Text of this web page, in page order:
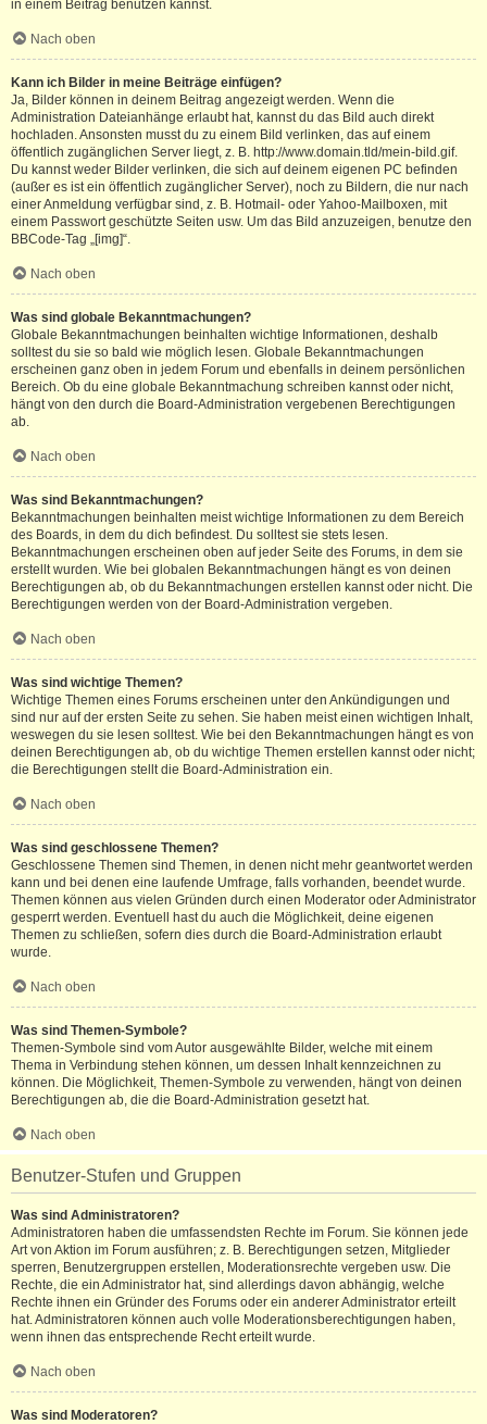
in einem Beitrag benutzen kannst.
Nach oben
Kann ich Bilder in meine Beiträge einfügen?
Ja, Bilder können in deinem Beitrag angezeigt werden. Wenn die
Administration Dateianhänge erlaubt hat, kannst du das Bild auch direkt
hochladen. Ansonsten musst du zu einem Bild verlinken, das auf einem
öffentlich zugänglichen Server liegt, z. B. http://www.domain.tld/mein-bild.gif.
Du kannst weder Bilder verlinken, die sich auf deinem eigenen PC befinden
(außer es ist ein öffentlich zugänglicher Server), noch zu Bildern, die nur nach
einer Anmeldung verfügbar sind, z. B. Hotmail- oder Yahoo-Mailboxen, mit
einem Passwort geschützte Seiten usw. Um das Bild anzuzeigen, benutze den
BBCode-Tag „[img]“.
Nach oben
Was sind globale Bekanntmachungen?
Globale Bekanntmachungen beinhalten wichtige Informationen, deshalb
solltest du sie so bald wie möglich lesen. Globale Bekanntmachungen
erscheinen ganz oben in jedem Forum und ebenfalls in deinem persönlichen
Bereich. Ob du eine globale Bekanntmachung schreiben kannst oder nicht,
hängt von den durch die Board-Administration vergebenen Berechtigungen
ab.
Nach oben
Was sind Bekanntmachungen?
Bekanntmachungen beinhalten meist wichtige Informationen zu dem Bereich
des Boards, in dem du dich befindest. Du solltest sie stets lesen.
Bekanntmachungen erscheinen oben auf jeder Seite des Forums, in dem sie
erstellt wurden. Wie bei globalen Bekanntmachungen hängt es von deinen
Berechtigungen ab, ob du Bekanntmachungen erstellen kannst oder nicht. Die
Berechtigungen werden von der Board-Administration vergeben.
Nach oben
Was sind wichtige Themen?
Wichtige Themen eines Forums erscheinen unter den Ankündigungen und
sind nur auf der ersten Seite zu sehen. Sie haben meist einen wichtigen Inhalt,
weswegen du sie lesen solltest. Wie bei den Bekanntmachungen hängt es von
deinen Berechtigungen ab, ob du wichtige Themen erstellen kannst oder nicht;
die Berechtigungen stellt die Board-Administration ein.
Nach oben
Was sind geschlossene Themen?
Geschlossene Themen sind Themen, in denen nicht mehr geantwortet werden
kann und bei denen eine laufende Umfrage, falls vorhanden, beendet wurde.
Themen können aus vielen Gründen durch einen Moderator oder Administrator
gesperrt werden. Eventuell hast du auch die Möglichkeit, deine eigenen
Themen zu schließen, sofern dies durch die Board-Administration erlaubt
wurde.
Nach oben
Was sind Themen-Symbole?
Themen-Symbole sind vom Autor ausgewählte Bilder, welche mit einem
Thema in Verbindung stehen können, um dessen Inhalt kennzeichnen zu
können. Die Möglichkeit, Themen-Symbole zu verwenden, hängt von deinen
Berechtigungen ab, die die Board-Administration gesetzt hat.
Nach oben
Benutzer-Stufen und Gruppen
Was sind Administratoren?
Administratoren haben die umfassendsten Rechte im Forum. Sie können jede
Art von Aktion im Forum ausführen; z. B. Berechtigungen setzen, Mitglieder
sperren, Benutzergruppen erstellen, Moderationsrechte vergeben usw. Die
Rechte, die ein Administrator hat, sind allerdings davon abhängig, welche
Rechte ihnen ein Gründer des Forums oder ein anderer Administrator erteilt
hat. Administratoren können auch volle Moderationsberechtigungen haben,
wenn ihnen das entsprechende Recht erteilt wurde.
Nach oben
Was sind Moderatoren?